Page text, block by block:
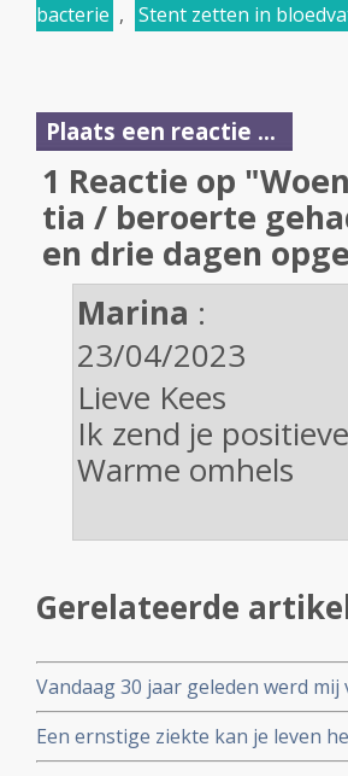
bacterie , Stent zetten in
Plaats een reactie ...
1 Reactie op
tia / beroerte
en drie dagen
Marina :
23/04/2023
Lieve Kees
Ik zend je
Warme omhels
Gerelateerde
Vandaag 30 jaar geleden werd
bijkomend van een kijkoperatie,
Een ernstige ziekte kan je leven